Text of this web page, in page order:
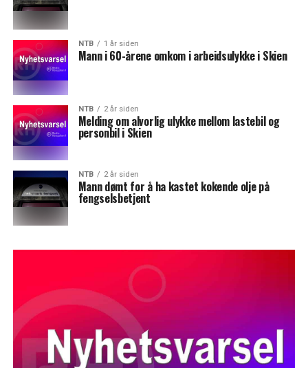
NTB 1 år siden
Mann i 60-årene omkom i arbeidsulykke i Skien
NTB 2 år siden
Melding om alvorlig ulykke mellom lastebil og
personbil i Skien
NTB 2 år siden
Mann dømt for å ha kastet kokende olje på
fengselsbetjent